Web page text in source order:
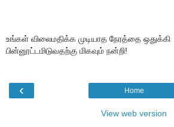
உங்கள் விலைமதிக்க முடியாத நேரத்தை ஒதுக்கி
பின்னூட்டமிடுவதற்கு மிகவும் நன்றி!
‹ Home
View web version